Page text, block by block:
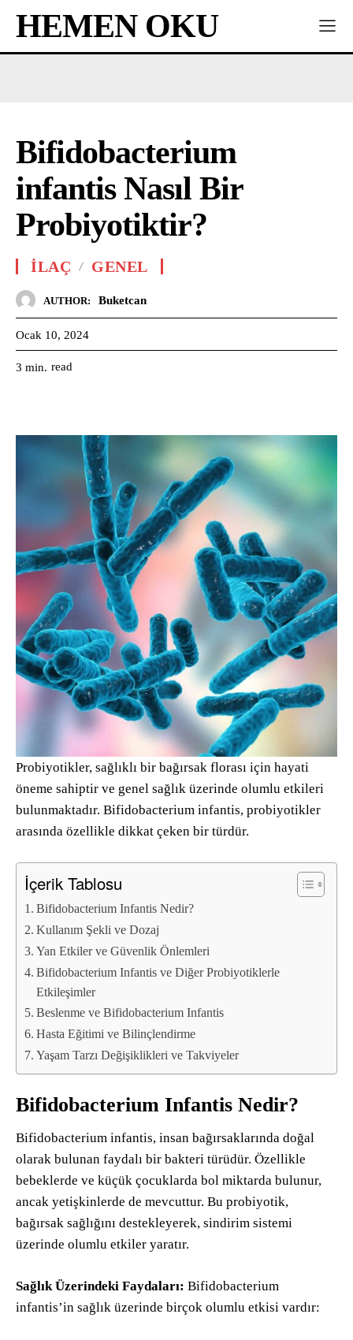
HEMEN OKU
Bifidobacterium
infantis Nasıl Bir
Probiyotiktir?
İLAÇ GENEL
AUTHOR: Buketcan
Ocak 10, 2024
3 min. read
Probiyotikler, sağlıklı bir bağırsak florası için hayati
öneme sahiptir ve genel sağlık üzerinde olumlu etkileri
bulunmaktadır. Bifidobacterium infantis, probiyotikler
arasında özellikle dikkat çeken bir türdür.
İçerik Tablosu
Bifidobacterium Infantis Nedir?
Kullanım Şekli ve Dozaj
Yan Etkiler ve Güvenlik Önlemleri
Bifidobacterium Infantis ve Diğer Probiyotiklerle
Etkileşimler
Beslenme ve Bifidobacterium Infantis
Hasta Eğitimi ve Bilinçlendirme
Yaşam Tarzı Değişiklikleri ve Takviyeler
Bifidobacterium Infantis Nedir?
Bifidobacterium infantis, insan bağırsaklarında doğal
olarak bulunan faydalı bir bakteri türüdür. Özellikle
bebeklerde ve küçük çocuklarda bol miktarda bulunur,
ancak yetişkinlerde de mevcuttur. Bu probiyotik,
bağırsak sağlığını destekleyerek, sindirim sistemi
üzerinde olumlu etkiler yaratır.
Sağlık Üzerindeki Faydaları: Bifidobacterium
infantis’in sağlık üzerinde birçok olumlu etkisi vardır: